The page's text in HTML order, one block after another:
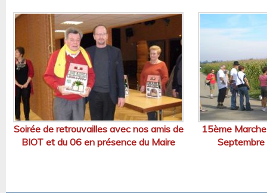
Soirée de retrouvailles avec nos amis de
BIOT et du 06 en présence du Maire
15ème